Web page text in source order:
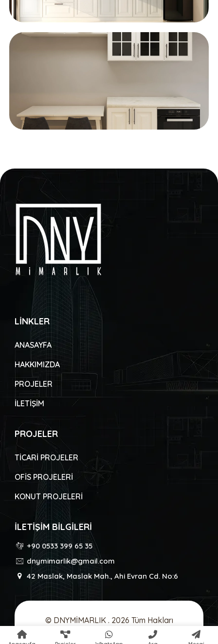
LİNKLER
ANASAYFA
HAKKIMIZDA
PROJELER
İLETİŞİM
PROJELER
TİCARİ PROJELER
OFİS PROJELERİ
KONUT PROJELERİ
İLETİŞİM BİLGİLERİ
+90 0533 399 65 35
dnymimarlik@gmail.com
42 Maslak, Maslak Mah., Ahi Evran Cd. No:6
© DNYMİMARLIK . 2026 Tüm Hakları
Saklıdır. Design & Code By
Seo